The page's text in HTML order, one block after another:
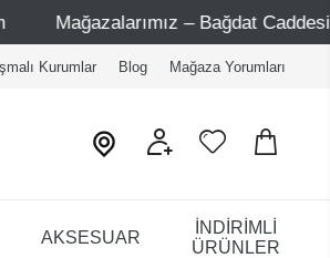
Mağazalarımız – Bağdat Caddesi 1 -
Kurumlar Blog Mağaza Yorumları
AKSESUAR
İNDİRİMLİ
ÜRÜNLER